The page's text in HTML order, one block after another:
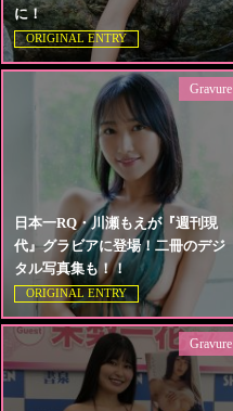
に！
ORIGINAL ENTRY
日本一RQ・川瀬もえが『週刊現
代』グラビアに登場！二冊のデジ
タル写真集も！！
ORIGINAL ENTRY
Gravure
Gravure